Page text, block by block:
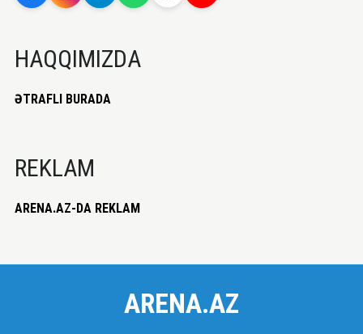
HAQQIMIZDA
ƏTRAFLI BURADA
REKLAM
ARENA.AZ-DA REKLAM
ARENA.AZ